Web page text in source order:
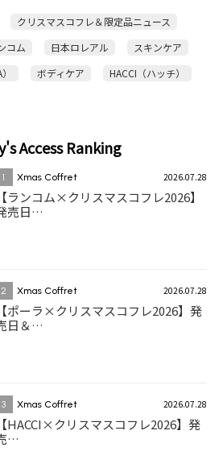
クリスマスコフレ＆限定品ニュース
コム 日本ロレアル
スキンケア
ボディケア HACCI（ハッチ）
Access Ranking
1 Xmas Coffret 2026.07.28
【ランコム×クリスマスコフレ2026】
売日…
2 Xmas Coffret 2026.07.28
【ポーラ×クリスマスコフレ2026】発
日＆…
3 Xmas Coffret 2026.07.28
【HACCI×クリスマスコフレ2026】発
…